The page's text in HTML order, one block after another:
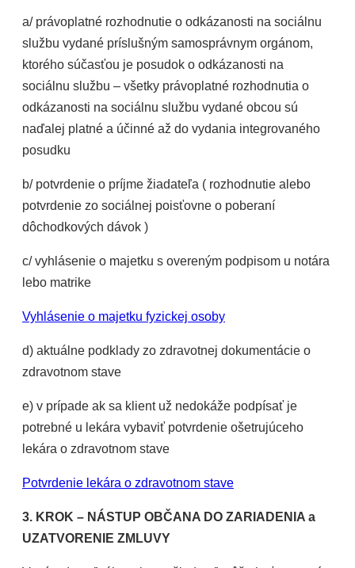
a/ právoplatné rozhodnutie o odkázanosti na sociálnu
službu vydané príslušným samosprávnym orgánom,
ktorého súčasťou je posudok o odkázanosti na
sociálnu službu – všetky právoplatné rozhodnutia o
odkázanosti na sociálnu službu vydané obcou sú
naďalej platné a účinné až do vydania integrovaného
posudku
b/ potvrdenie o príjme žiadateľa ( rozhodnutie alebo
potvrdenie zo sociálnej poisťovne o poberaní
dôchodkových dávok )
c/ vyhlásenie o majetku s overeným podpisom u notára
lebo matrike
Vyhlásenie o majetku fyzickej osoby
d) aktuálne podklady zo zdravotnej dokumentácie o
zdravotnom stave
e) v prípade ak sa klient už nedokáže podpísať je
potrebné u lekára vybaviť potvrdenie ošetrujúceho
lekára o zdravotnom stave
Potvrdenie lekára o zdravotnom stave
3. KROK – NÁSTUP OBČANA DO ZARIADENIA a
UZATVORENIE ZMLUVY